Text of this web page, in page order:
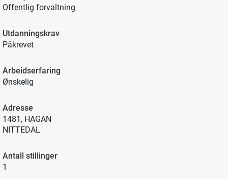
Offentlig forvaltning
Utdanningskrav
Påkrevet
Arbeidserfaring
Ønskelig
Adresse
1481, HAGAN
NITTEDAL
Antall stillinger
1